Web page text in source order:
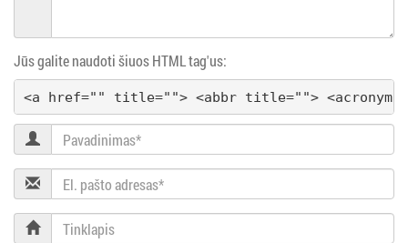
Jūs galite naudoti šiuos HTML tag'us:
<a href="" title=""> <abbr title=""> <acronym
Pavadinimas
El.
pašto
adresas
Tinklapis